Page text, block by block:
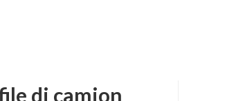
di camion